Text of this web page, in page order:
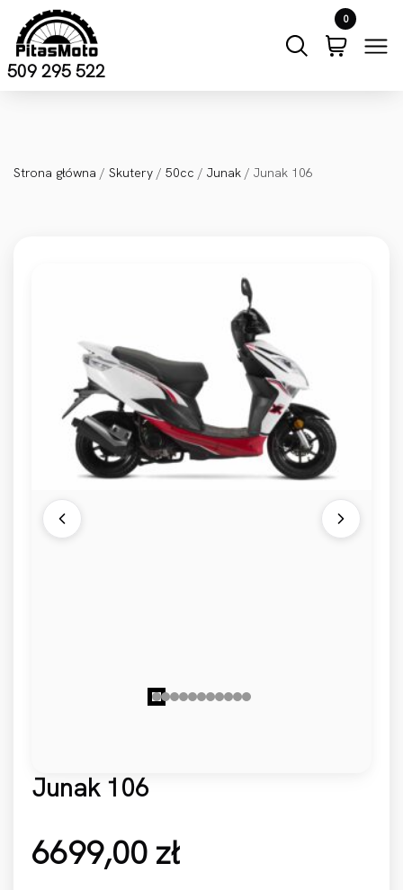
Przejdź do treści
509 295 522
0
Strona główna / Skutery / 50cc / Junak / Junak 106
Junak 106
6699,00 zł